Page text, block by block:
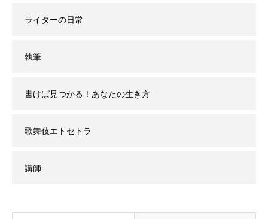
ライターの日常
執筆
書けば見つかる！あなたの生き方
歌舞伎エトセトラ
講師